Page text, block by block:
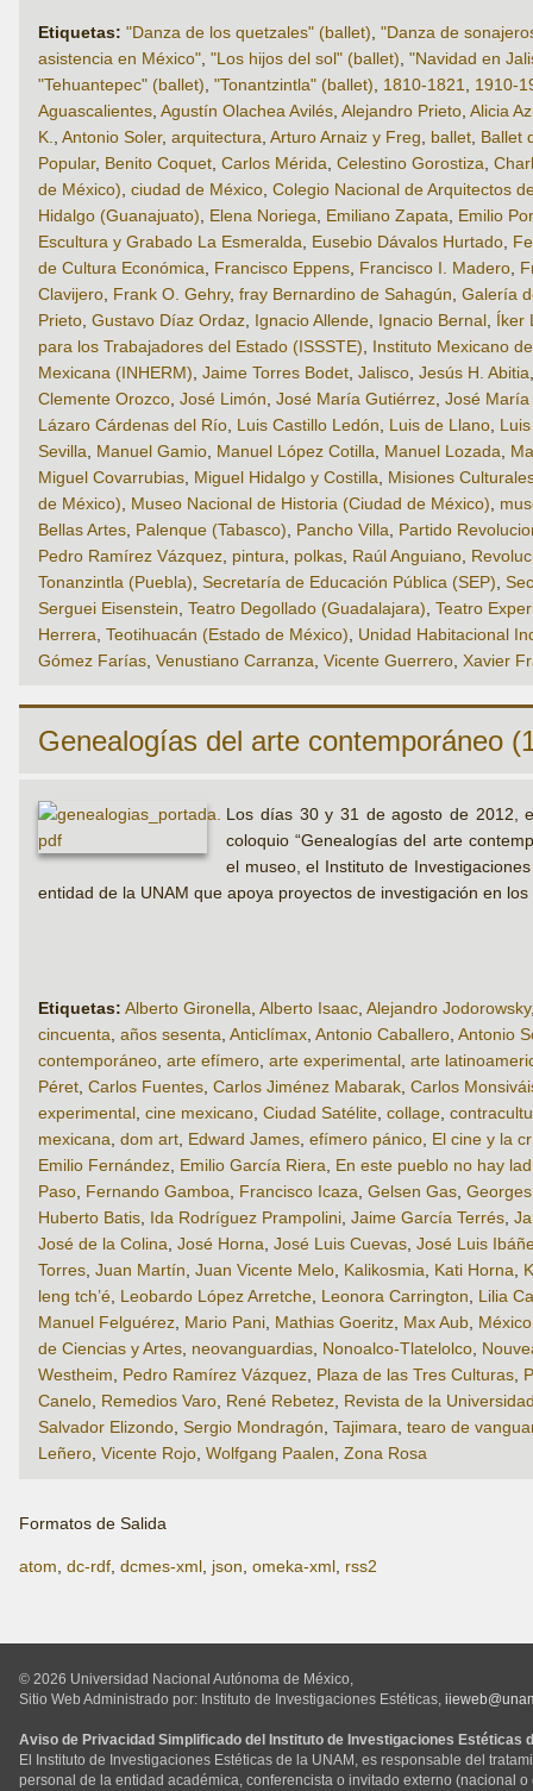
Etiquetas: "Danza de los quetzales" (ballet) "Danza de
asistencia en México" "Los hijos del sol" (ballet) "Navidad en
"Tehuantepec" (ballet) "Tonantzintla" (ballet) 1810-1821
1910-
Aguascalientes Agustín Olachea Avilés Alejandro Prieto Alicia
K.
Antonio Soler, arquitectura Arturo Arnaiz y Freg ballet Ballet
Popular, Benito Coquet Carlos Mérida Celestino Gorostiza
de México) ciudad de México Colegio Nacional de Arquitectos
Hidalgo (Guanajuato)
Elena Noriega Emiliano Zapata
Emilio
Escultura y Grabado La Esmeralda
Eusebio Dávalos Hurtado
de Cultura Económica
Francisco Eppens Francisco I. Madero
Clavijero Frank O. Gehry, fray Bernardino de Sahagún Galería
Prieto Gustavo Díaz Ordaz Ignacio Allende Ignacio Bernal Íker
para los Trabajadores del Estado (ISSSTE)
Instituto Mexicano
Mexicana (INHERM) Jaime Torres Bodet Jalisco Jesús H. Abitia
Clemente Orozco José Limón José María Gutiérrez José María
Lázaro Cárdenas del Río Luis Castillo Ledón Luis de Llano
Sevilla
Manuel Gamio Manuel López Cotilla Manuel Lozada
Miguel Covarrubias Miguel Hidalgo y Costilla
Misiones
de México)
Museo Nacional de Historia (Ciudad de México)
Bellas Artes Palenque (Tabasco) Pancho Villa
Partido
Pedro Ramírez Vázquez pintura polkas Raúl Anguiano
Tonanzintla (Puebla) Secretaría de Educación Pública (SEP)
Serguei Eisenstein Teatro Degollado (Guadalajara) Teatro
Herrera Teotihuacán (Estado de México)
Unidad Habitacional
Gómez Farías Venustiano Carranza Vicente Guerrero Xavier
Genealogías del arte contemporáneo
Los días 30 y 31 de agosto de 2012,
coloquio “Genealogías del arte
el museo, el Instituto de
entidad de la UNAM que apoya proyectos de investigación en
Etiquetas: Alberto Gironella, Alberto Isaac, Alejandro Jodorowsky
cincuenta, años sesenta, Anticlímax, Antonio Caballero, Antonio
contemporáneo, arte efímero, arte experimental, arte
Péret, Carlos Fuentes, Carlos Jiménez Mabarak, Carlos
experimental, cine mexicano, Ciudad Satélite, collage,
mexicana, dom art, Edward James, efímero pánico, El cine y la
Emilio Fernández, Emilio García Riera, En este pueblo no hay
Paso, Fernando Gamboa, Francisco Icaza, Gelsen Gas,
Huberto Batis, Ida Rodríguez Prampolini, Jaime García Terrés,
José de la Colina, José Horna, José Luis Cuevas, José Luis
Torres, Juan Martín, Juan Vicente Melo, Kalikosmia, Kati Horna,
leng tch’é, Leobardo López Arretche, Leonora Carrington, Lilia
Manuel Felguérez, Mario Pani, Mathias Goeritz, Max Aub,
de Ciencias y Artes, neovanguardias, Nonoalco-Tlatelolco,
Westheim, Pedro Ramírez Vázquez, Plaza de las Tres Culturas,
Canelo, Remedios Varo, René Rebetez, Revista de la
Salvador Elizondo, Sergio Mondragón, Tajimara, tearo de
Leñero, Vicente Rojo, Wolfgang Paalen, Zona Rosa
Formatos de Salida
atom dc-rdf dcmes-xml json omeka-xml rss2
© 2026 Universidad Nacional Autónoma de México,
Sitio Web Administrado por: Instituto de Investigaciones Estéticas,
Aviso de Privacidad Simplificado del Instituto de Investigaciones Estéticas
El Instituto de Investigaciones Estéticas de la UNAM, es responsable del
personal de la entidad académica, conferencista o invitado externo (nacional